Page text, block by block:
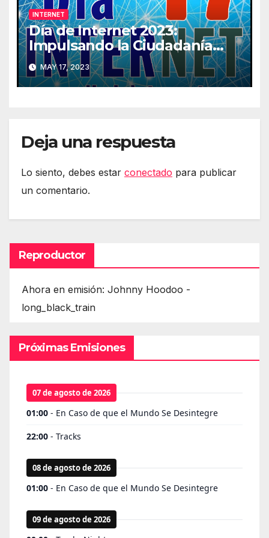
INTERNET
Día de Internet 2023:
Impulsando la Ciudadanía
Digital
MAY 17, 2023
Deja una respuesta
Lo siento, debes estar conectado para publicar
un comentario.
Reproductor
Ahora en emisión: Johnny Hoodoo -
long_black_train
Próximas Emisiones